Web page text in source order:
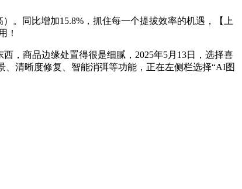
同比增加15.8%，抓住每一个提拔效率的机遇，【上
！
商品边缘处置得很是细腻，2025年5月13日，选择喜
清晰度修复、智能消弭等功能，正在左侧栏选择“AI图